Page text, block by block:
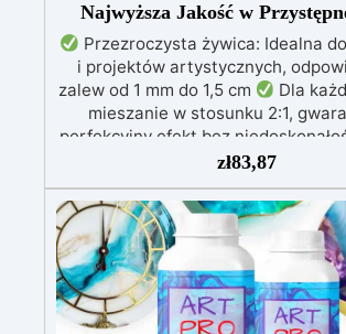
Najwyższa Jakość w
Przezroczysta żywica: Idealna
i projektów artystycznych,
zalew od 1 mm do 1,5 cm
Dla
mieszanie w stosunku 2:1,
perfekcyjny efekt bez
lepkość: Zapewnia odlewy bez
kompatybilna z drewnem,
metalem i innymi materiałami
utwardzeniu: Nietoksyczna,
skóry, wolna od BPA i
Free)
Błyszcząca i
filtrami UV przeciw żółknięciu dla
lśniącego wykończenia
zł83,87